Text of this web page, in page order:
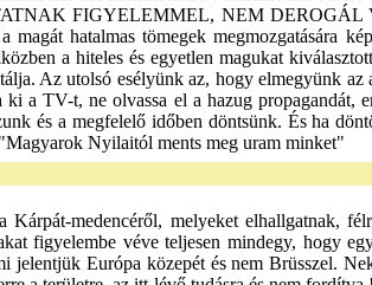
FIGYELEMMEL, NEM
hatalmas tömegek megmozgatására
a hiteles és egyetlen magukat
Az utolsó esélyünk az, hogy elmegyünk
a TV-t, ne olvassa el a hazug propagandát,
és a megfelelő időben döntsünk. És ha
Nyilaitól ments meg uram minket"
majd a minél nagyobb munkanélküliség és elszegényedés miatt egyre többen kénytelenek megválni földjüktől és azt az idegenek kezébe átadni. A gazdák fizetésképtelenségük esetén elveszítik földjeiket, melyet őseink vérükkel védtek és arról soha, semmilyen körülmények között nem mondtak volna le. 2006 őszén a gazdákkal megkötött szerződések ellenére nem vették át a megtermelt kiváló minőségű gabonát. Ez azt jelenti, hogy a termelők elestek az éves árbevételtől és csődbe, vagy csőd szélére jutottak. Csődhelyzetben pedig a jelzálogterhelés miatt az idegen kézben lévő bankok kaparintják meg földjeiket. Feltételezhető, hogy szándékosan történt szerződésszegés. A szőlősgazdákat arra buzdítják, hogy vágják ki ősi szőlőültetvényeiket és adják el földjeiket. A termelőket olyan megélhetési nehézségek gyötrik, hogy végső kétségbe esésükben a pénzt választhatják. Ha így döntenek, ezek a földterületek is idegen kezekbe kerülnek. Az őszi szüret idején, folyamatosan helikopterek köröztek az ültetvények fölött. A gazdát és a segítő rokonságot, a barátokat azzal a felkiáltással büntetik meg, hogy ők munkavállalóknak minősülnek és ezért kötelesek adót fizetni . Ez egy újabb olyan trauma a földtulajdonosoknak, mely a földtől való megváláshoz vezethet. A parlagfűről elterjesztették, hogy minden allergiás megbetegedés fő okozója, holott valójában "teljesen ártatlan". Helyette bármelyik más mezei növényt is kikiálthatták volna főbűnösnek. Aki földdel rendelkezik, az tudja, hogy bármelyik nap bármikor és bárhol kidughatja fejét a növény a föld alól. Képtelenség egy nagyobb területen folyamatosan ellenőrizni feltűnésüket. Akinél parlagfüvet találnak, az akár több milliós pénzbírságra is számíthat. Ezzel újra elérték céljukat: a gazdák nem bírják a büntetést kifizetni, nem érdemes a földet a nevükön tartani, így megválnak tőle. Nem, vagy keveset beszélnek az allergia valódi okairól: pl. a vegyszerezett élelmiszerekről (70 %-ban felelős az emberi szervezetben lerakódott mérgekért, ami az allergiás megbetegedések fő oka!), a génkezelt szójáról, a rákkeltő levegőjű városokról, arról a hatalmas mennyiségű kemikáliáról, melyet naponta használ és magára ken az emberiség, ideértve a bőrön keresztül felszívódó ruhaöblítőket, a vegyi parfümöket, dezodorokat, különféle kozmetikai szereket, stb. Ez